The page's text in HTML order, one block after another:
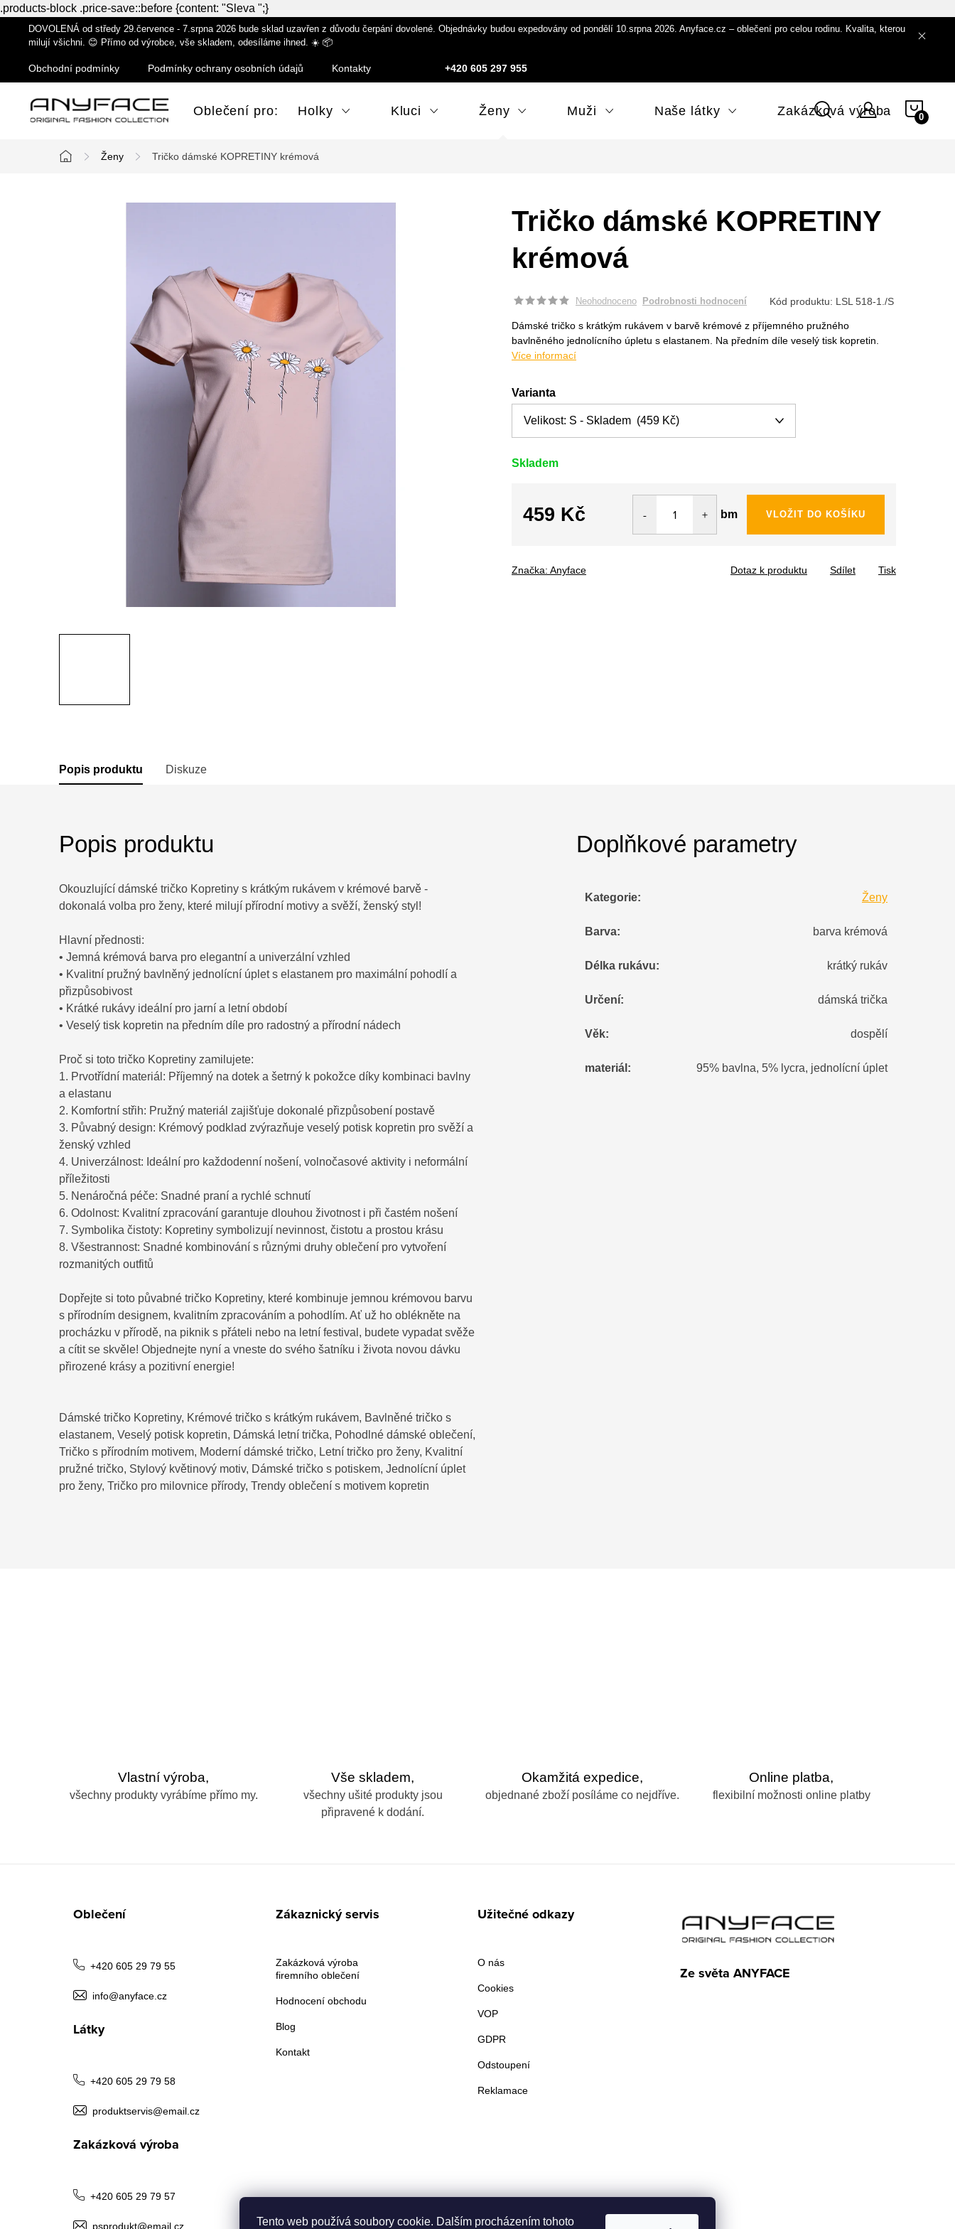
.products-block .price-save::before {content: "Sleva ";}
Tento web používá soubory cookie. Dalším procházením tohoto
DOVOLENÁ od středy 29.července - 7.srpna 2026 bude sklad uzavřen z důvodu čerpání dovolené. Objednávky budou expedovány od pondělí 10.srpna 2026. Anyface.cz – oblečení pro celou rodinu. Kvalita, kterou
milují všichni. 😊 Přímo od výrobce, vše skladem, odesíláme ihned. ☀️ 📦
+420 605 297 955
Obchodní podmínky Podmínky ochrany osobních údajů Kontakty
Oblečení pro: Holky Kluci Ženy Muži Naše látky Zakázková výroba
Domů
Ženy Tričko dámské KOPRETINY krémová
Tričko dámské KOPRETINY
krémová
Neohodnoceno Podrobnosti hodnocení Kód produktu: LSL 518-1./S
Dámské tričko s krátkým rukávem v barvě krémové z příjemného pružného
bavlněného jednolícního úpletu s elastanem. Na předním díle veselý tisk kopretin.
Více informací
Varianta
Skladem
459 Kč bm VLOŽIT DO KOŠÍKU
Značka: Anyface Tisk
Dotaz k produktu Sdílet
Popis produktu Diskuze
Popis produktu
Okouzlující dámské tričko Kopretiny s krátkým rukávem v krémové barvě -
dokonalá volba pro ženy, které milují přírodní motivy a svěží, ženský styl!
Hlavní přednosti:
• Jemná krémová barva pro elegantní a univerzální vzhled
• Kvalitní pružný bavlněný jednolícní úplet s elastanem pro maximální pohodlí a
přizpůsobivost
• Krátké rukávy ideální pro jarní a letní období
• Veselý tisk kopretin na předním díle pro radostný a přírodní nádech
Proč si toto tričko Kopretiny zamilujete:
1. Prvotřídní materiál: Příjemný na dotek a šetrný k pokožce díky kombinaci bavlny
a elastanu
2. Komfortní střih: Pružný materiál zajišťuje dokonalé přizpůsobení postavě
3. Půvabný design: Krémový podklad zvýrazňuje veselý potisk kopretin pro svěží a
ženský vzhled
4. Univerzálnost: Ideální pro každodenní nošení, volnočasové aktivity i neformální
příležitosti
5. Nenáročná péče: Snadné praní a rychlé schnutí
6. Odolnost: Kvalitní zpracování garantuje dlouhou životnost i při častém nošení
7. Symbolika čistoty: Kopretiny symbolizují nevinnost, čistotu a prostou krásu
8. Všestrannost: Snadné kombinování s různými druhy oblečení pro vytvoření
rozmanitých outfitů
Dopřejte si toto půvabné tričko Kopretiny, které kombinuje jemnou krémovou barvu
s přírodním designem, kvalitním zpracováním a pohodlím. Ať už ho oblékněte na
procházku v přírodě, na piknik s přáteli nebo na letní festival, budete vypadat svěže
a cítit se skvěle! Objednejte nyní a vneste do svého šatníku i života novou dávku
přirozené krásy a pozitivní energie!
Dámské tričko Kopretiny, Krémové tričko s krátkým rukávem, Bavlněné tričko s
elastanem, Veselý potisk kopretin, Dámská letní trička, Pohodlné dámské oblečení,
Tričko s přírodním motivem, Moderní dámské tričko, Letní tričko pro ženy, Kvalitní
pružné tričko, Stylový květinový motiv, Dámské tričko s potiskem, Jednolícní úplet
pro ženy, Tričko pro milovnice přírody, Trendy oblečení s motivem kopretin
Doplňkové parametry
Kategorie: Ženy
Barva: barva krémová
Délka rukávu: krátký rukáv
Určení: dámská trička
Věk: dospělí
materiál : 95% bavlna, 5% lycra, jednolícní úplet
Vlastní výroba,
všechny produkty vyrábíme přímo my.
Vše skladem,
všechny ušité produkty jsou
připravené k dodání.
Okamžitá expedice,
objednané zboží posíláme co nejdříve.
Online platba,
flexibilní možnosti online platby
Oblečení
+420 605 29 79 55
info@anyface.cz
Látky
+420 605 29 79 58
produktservis@email.cz
Zakázková výroba
+420 605 29 79 57
psprodukt@email.cz
Zákaznický servis
Zakázková výroba
firemního oblečení
Hodnocení obchodu
Blog
Kontakt
Užitečné odkazy
O nás
Cookies
VOP
GDPR
Odstoupení
Reklamace
Ze světa ANYFACE